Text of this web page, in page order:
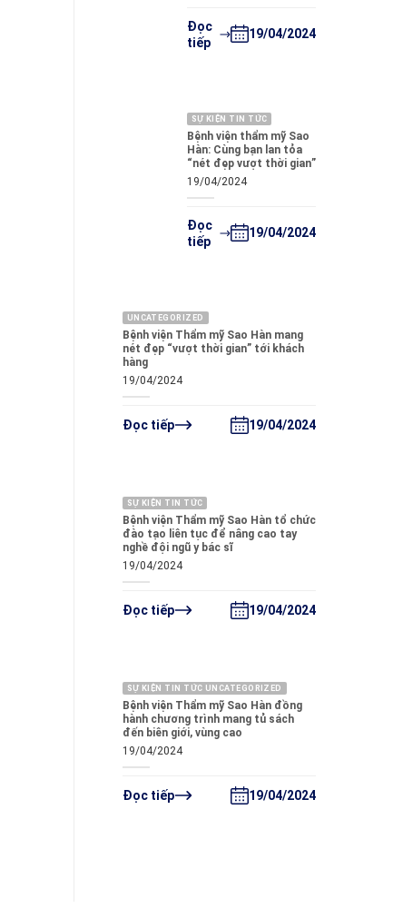
Đọc
tiếp
19/04/2024
SỰ KIỆN TIN TỨC
Bệnh viện thẩm mỹ Sao
Hàn: Cùng bạn lan tỏa
“nét đẹp vượt thời gian”
19/04/2024
Đọc
tiếp
19/04/2024
UNCATEGORIZED
Bệnh viện Thẩm mỹ Sao Hàn mang
nét đẹp “vượt thời gian” tới khách
hàng
19/04/2024
Đọc tiếp 19/04/2024
SỰ KIỆN TIN TỨC
Bệnh viện Thẩm mỹ Sao Hàn tổ chức
đào tạo liên tục để nâng cao tay
nghề đội ngũ y bác sĩ
19/04/2024
Đọc tiếp 19/04/2024
SỰ KIỆN TIN TỨC UNCATEGORIZED
Bệnh viện Thẩm mỹ Sao Hàn đồng
hành chương trình mang tủ sách
đến biên giới, vùng cao
19/04/2024
Đọc tiếp 19/04/2024